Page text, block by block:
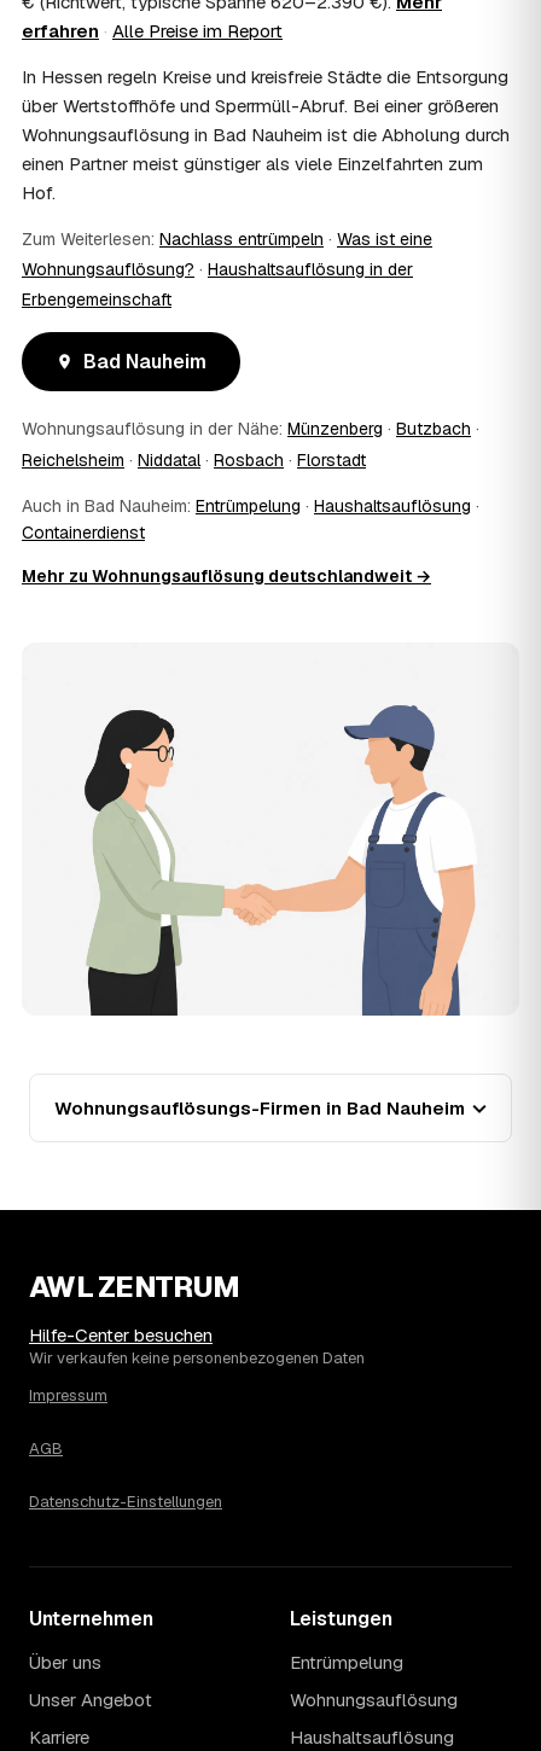
Nicht zwingend. Viele Auflösungen in Bad Nauheim laufen
nach Schlüsselübergabe ohne Sie ab — praktisch, wenn
Sie weiter entfernt wohnen. Sie können aber jederzeit
dabei sein, etwa um Wertsachen oder persönliche
Unterlagen vorab zu sichern.
10 Bekomme ich einen Entsorgungsnachweis?
Ja. Auf Wunsch erhalten Sie einen Entsorgungsnachweis
über die fachgerechte Verwertung — wichtig als Beleg
gegenüber Vermieter, Behörden oder für die
Erbengemeinschaft.
11
Was passiert mit dem Abfall?
Fachgerechte Entsorgung über zugelassene Höfe —
Wertstoffe werden recycelt oder gespendet, mit
Nachweis.
12 Was kostet die Anfrage?
Die Anfrage ist kostenlos und unverbindlich. Sie
vergleichen mehrere Festpreis-Angebote aus Bad
Nauheim und entscheiden in Ruhe — bezahlt wird nur die
Leistung, die Sie tatsächlich beauftragen.
13
Was kostet die Auflösung einer normal großen
Wohnung in Bad Nauheim?
Für eine durchschnittliche Wohnung mit rund 65 m² liegen
den genauen Festpreis nennt Ihnen der Partner nach
kurzer Beschreibung.
Werden Wohnungsauflösungen in Bad Nauheim
teurer?
Seit 2021 verlief die Preisentwicklung in Bad Nauheim
fallend (−44 %), mit dem bisherigen Höchststand im Jahr
2021. Eine Prognose lässt sich daraus nicht ableiten,
aber wer frühzeitig anfragt, sichert sich das aktuelle
Preisniveau als Festpreis — unabhängig von der weiteren
Marktentwicklung.
Warum liegt die Preisspanne zwischen 620 und
2.390 € in Bad Nauheim?
Die Spanne ergibt sich vor allem aus Wohnfläche und
liegt eher am unteren Ende, eine voll eingerichtete
am oberen. Anrechenbare Wertgegenstände senken den
Endpreis zusätzlich. Den genauen Betrag für Ihre
erfahren · Alle Preise im Report
In Hessen regeln Kreise und kreisfreie Städte die Entsorgung
über Wertstoffhöfe und Sperrmüll-Abruf. Bei einer größeren
Wohnungsauflösung in Bad Nauheim ist die Abholung durch
einen Partner meist günstiger als viele Einzelfahrten zum
Hof.
Zum Weiterlesen: Nachlass entrümpeln · Was ist eine
Wohnungsauflösung? · Haushaltsauflösung in der
Erbengemeinschaft
Bad Nauheim
Wohnungsauflösung in der Nähe: Münzenberg · Butzbach ·
Reichelsheim · Niddatal· Rosbach · Florstadt
Auch in Bad Nauheim: Entrümpelung · Haushaltsauflösung ·
Containerdienst
Mehr zu Wohnungsauflösung deutschlandweit →
Wohnungsauflösungs-Firmen in Bad Nauheim
AWL ZENTRUM
Hilfe-Center besuchen
Wir verkaufen keine personenbezogenen Daten
Impressum
AGB
Datenschutz-Einstellungen
Unternehmen
Über uns
Unser Angebot
Karriere
Leistungen
Entrümpelung
Wohnungsauflösung
Haushaltsauflösung